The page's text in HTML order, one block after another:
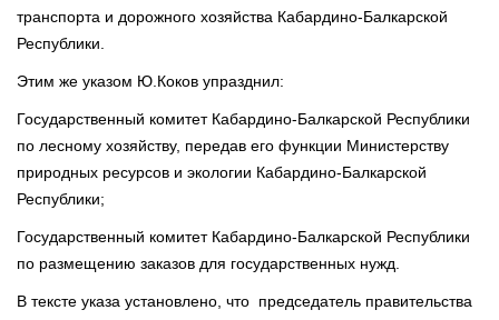
транспорта и дорожного хозяйства Кабардино-Балкарской
Республики.
Этим же указом Ю.Коков упразднил:
Государственный комитет Кабардино-Балкарской Республики
по лесному хозяйству, передав его функции Министерству
природных ресурсов и экологии Кабардино-Балкарской
Республики;
Государственный комитет Кабардино-Балкарской Республики
по размещению заказов для государственных нужд.
В тексте указа установлено, что председатель правительства